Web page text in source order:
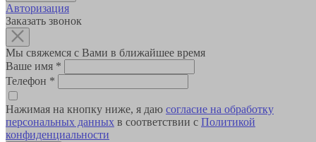
Авторизация
Заказать звонок
Мы свяжемся с Вами в ближайшее время
Ваше имя *
Телефон *
Нажимая на кнопку ниже, я даю согласие на обработку
персональных данных в соответствии с Политикой
конфиденциальности